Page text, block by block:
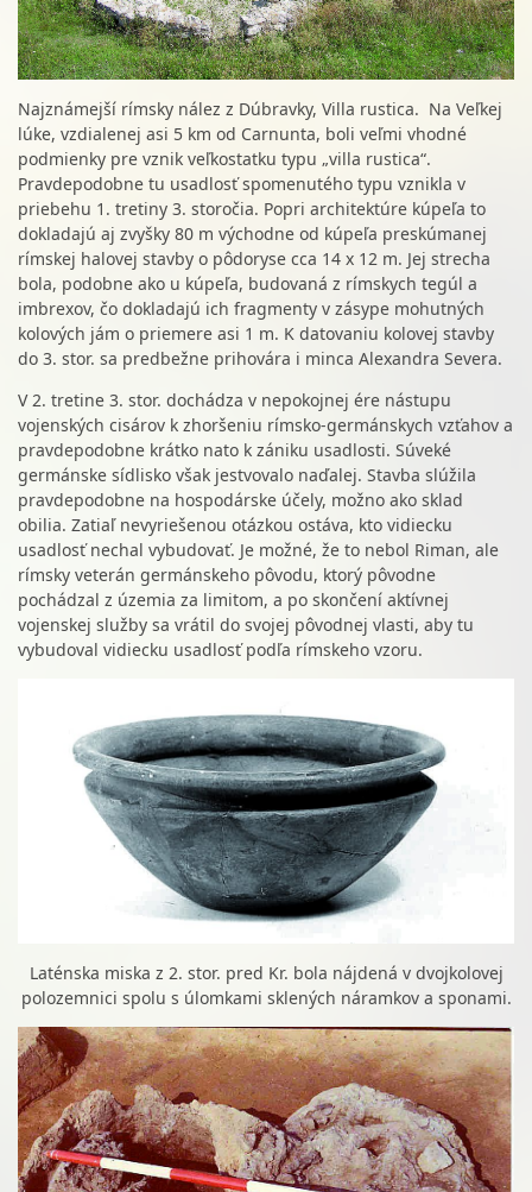
Najznámejší rímsky nález z Dúbravky, Villa rustica. Na Veľkej
lúke, vzdialenej asi 5 km od Carnunta, boli veľmi vhodné
podmienky pre vznik veľkostatku typu „villa rustica“.
Pravdepodobne tu usadlosť spomenutého typu vznikla v
priebehu 1. tretiny 3. storočia. Popri architektúre kúpeľa to
dokladajú aj zvyšky 80 m východne od kúpeľa preskúmanej
rímskej halovej stavby o pôdoryse cca 14 x 12 m. Jej strecha
bola, podobne ako u kúpeľa, budovaná z rímskych tegúl a
imbrexov, čo dokladajú ich fragmenty v zásype mohutných
kolových jám o priemere asi 1 m. K datovaniu kolovej stavby
do 3. stor. sa predbežne prihovára i minca Alexandra Severa.
V 2. tretine 3. stor. dochádza v nepokojnej ére nástupu
vojenských cisárov k zhoršeniu rímsko-germánskych vzťahov a
pravdepodobne krátko nato k zániku usadlosti. Súveké
germánske sídlisko však jestvovalo naďalej. Stavba slúžila
pravdepodobne na hospodárske účely, možno ako sklad
obilia. Zatiaľ nevyriešenou otázkou ostáva, kto vidiecku
usadlosť nechal vybudovať. Je možné, že to nebol Riman, ale
rímsky veterán germánskeho pôvodu, ktorý pôvodne
pochádzal z územia za limitom, a po skončení aktívnej
vojenskej služby sa vrátil do svojej pôvodnej vlasti, aby tu
vybudoval vidiecku usadlosť podľa rímskeho vzoru.
Laténska miska z 2. stor. pred Kr. bola nájdená v dvojkolovej
polozemnici spolu s úlomkami sklených náramkov a sponami.